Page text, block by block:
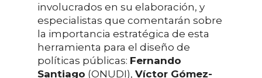
involucrados en su elaboración, y
especialistas que comentarán sobre
la importancia estratégica de esta
herramienta para el diseño de
políticas públicas: Fernando
Santiago (ONUDI), Víctor Gómez-